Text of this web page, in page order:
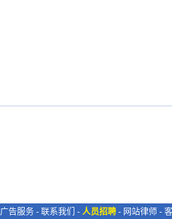
广告服务 - 联系我们 - 人员招聘 - 网站律师 -